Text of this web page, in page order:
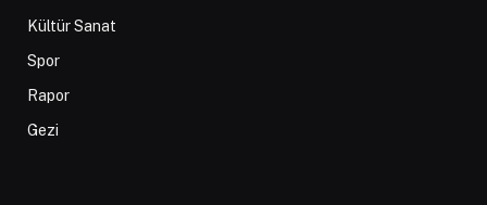
Kültür Sanat
Spor
Rapor
Gezi